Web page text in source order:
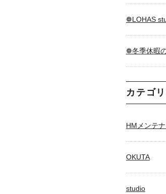
❁LOHAS
❁冬季休暇
カテゴ
HMメンテ
OKUTA
studio